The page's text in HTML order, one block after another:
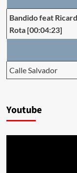
Bandido feat
Rota [00:04:23]
Calle Salvador
Youtube